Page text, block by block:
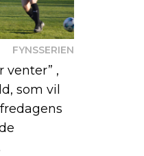
FYNSSERIEN
venter” ,
som vil